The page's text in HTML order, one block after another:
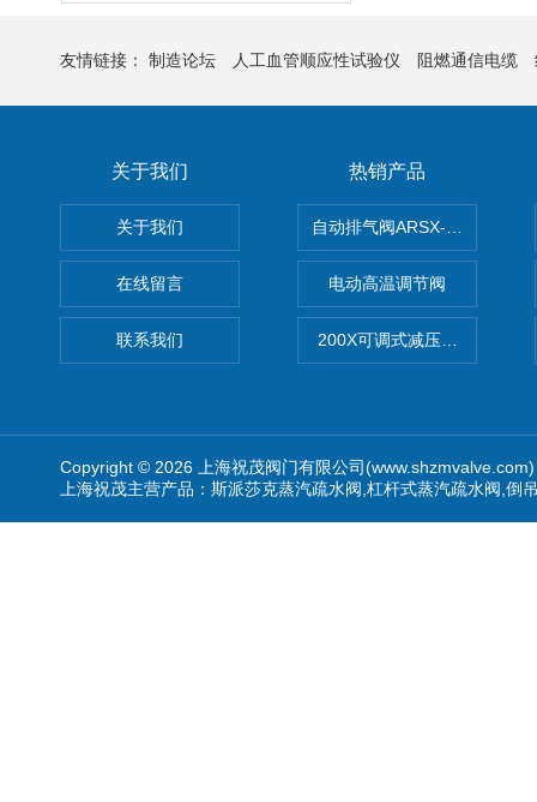
友情链接： 制造论坛 人工血管顺应性试验仪 阻燃通信电缆
关于我们
关于我们
在线留言
联系我们
热销产品
自动排气阀ARSX-0015/
电动高温调节阀
200X可调式减压阀（减压稳
Copyright © 2026 上海祝茂阀门有限公司
上海祝茂主营产品：斯派莎克蒸汽疏水阀,杠杆式蒸汽疏水阀,倒